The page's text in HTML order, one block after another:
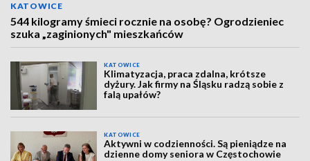
KATOWICE
544 kilogramy śmieci rocznie na osobę? Ogrodzieniec
szuka „zaginionych" mieszkańców
KATOWICE
Klimatyzacja, praca zdalna, krótsze
dyżury. Jak firmy na Śląsku radzą sobie z
falą upałów?
KATOWICE
Aktywni w codzienności. Są pieniądze na
dzienne domy seniora w Częstochowie